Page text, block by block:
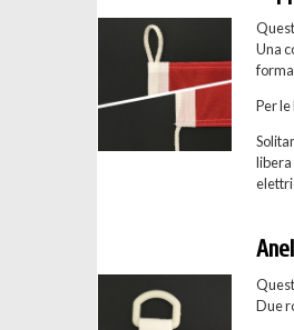
Una
Per
libera
Due